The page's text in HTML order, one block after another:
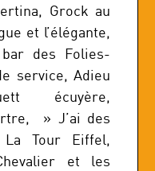
Grock au
et l’élégante,
des Folies-
service, Adieu
écuyère,
» J’ai des
Tour Eiffel,
et les